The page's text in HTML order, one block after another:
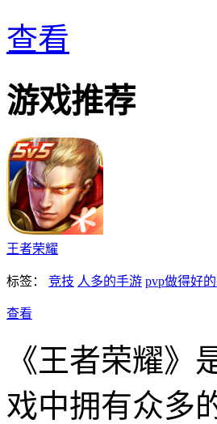
查看
游戏推荐
王者荣耀
标签： 竞技 人多的手游 pvp做得好
查看
《王者荣耀
戏中拥有众多